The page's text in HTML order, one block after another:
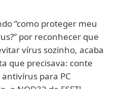
“como proteger meu
por reconhecer que
vírus sozinho, acaba
que precisava: conte
para PC